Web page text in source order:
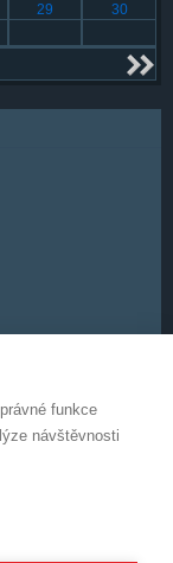
29
30
funkce
návštěvnosti